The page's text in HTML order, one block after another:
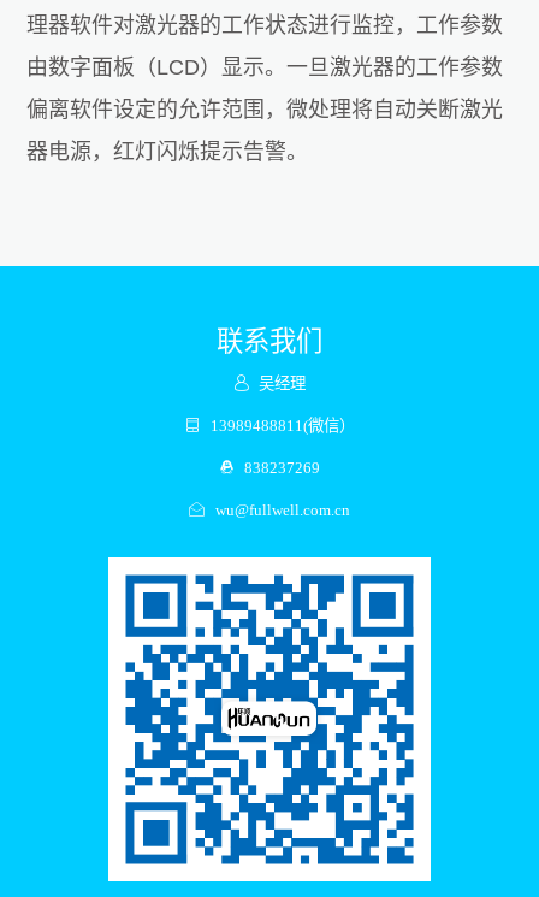
理器软件对激光器的工作状态进行监控，工作参数
由数字面板（LCD）显示。一旦激光器的工作参数
偏离软件设定的允许范围，微处理将自动关断激光
器电源，红灯闪烁提示告警。
联系我们
吴经理
13989488811(微信）
838237269
wu@fullwell.com.cn